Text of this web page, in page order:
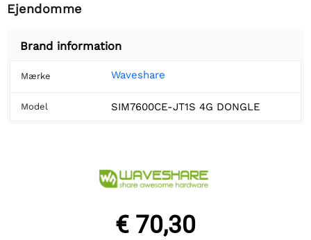
Ejendomme
Brand information
Mærke Waveshare
Model SIM7600CE-JT1S 4G DONGLE
€ 70,30